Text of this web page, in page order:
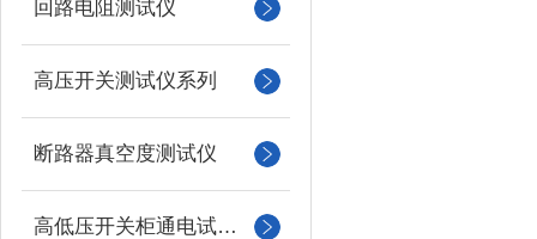
回路电阻测试仪
高压开关测试仪系列
断路器真空度测试仪
高低压开关柜通电试验台